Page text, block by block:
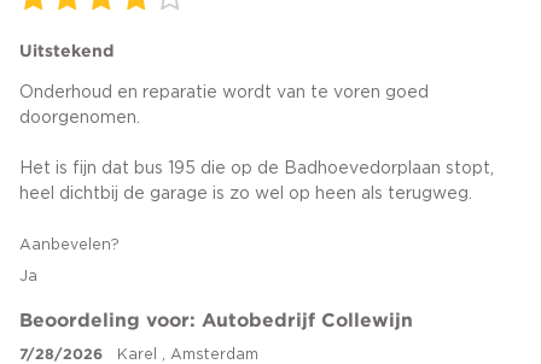
Uitstekend
Onderhoud en reparatie wordt van te voren goed
doorgenomen.
Het is fijn dat bus 195 die op de Badhoevedorplaan stopt,
heel dichtbij de garage is zo wel op heen als terugweg.
Aanbevelen?
Ja
Beoordeling voor: Autobedrijf Collewijn
7/28/2026 Karel , Amsterdam